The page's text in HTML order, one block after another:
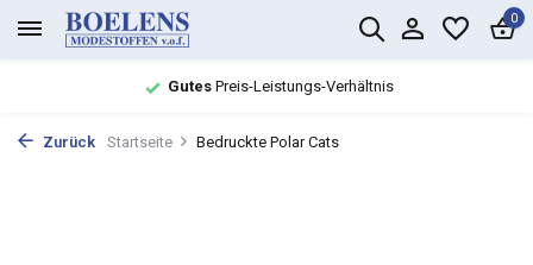
0
GutesPreis-Leistungs-Verhältnis
Zurück Startseite Bedruckte Polar Cats